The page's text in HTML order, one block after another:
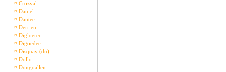
¤ Crozval
¤ Daniel
¤ Dantec
¤ Derrien
¤ Digloerec
¤ Digoedec
¤ Disquay (du)
¤ Dollo
¤ Dongoallen